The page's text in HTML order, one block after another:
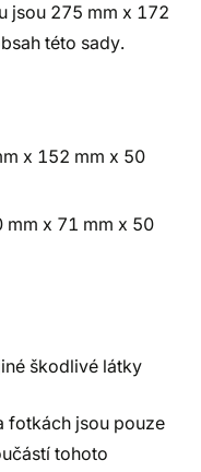
jsou 275 mm x 172
této sady.
x 152 mm x 50
x 71 mm x 50
škodlivé látky
fotkách jsou pouze
tohoto